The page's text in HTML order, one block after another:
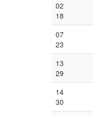
02
18
07
23
13
29
14
30